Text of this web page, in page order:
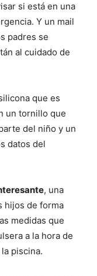
si está en una
Y un mail
padres se
al cuidado de
que es
un tornillo que
del niño y un
datos del
, una
hijos de forma
medidas que
a la hora de
piscina.